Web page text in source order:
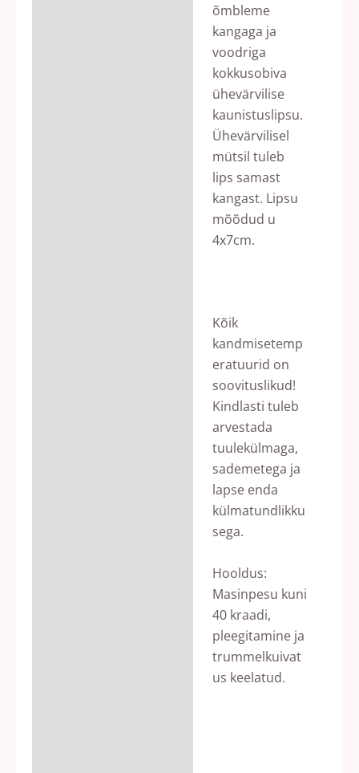
õmbleme
kangaga ja
voodriga
kokkusobiva
ühevärvilise
kaunistuslipsu.
Ühevärvilisel
mütsil tuleb
lips samast
kangast. Lipsu
mõõdud u
4x7cm.
Kõik
kandmisetemp
eratuurid on
soovituslikud!
Kindlasti tuleb
arvestada
tuulekülmaga,
sademetega ja
lapse enda
külmatundlikku
sega.
Hooldus:
Masinpesu kuni
40 kraadi,
pleegitamine ja
trummelkuivat
us keelatud.